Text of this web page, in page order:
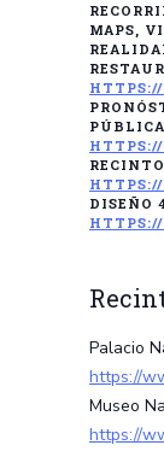
MAPS,
PÚBLICA
HTTPS://
DISEÑO
Palacio
https://
Museo
https://